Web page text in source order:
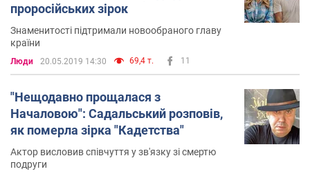
проросійських зірок
Знаменитості підтримали новообраного главу
країни
Люди 20.05.2019 14:30 69,4 т. 11
"Нещодавно прощалася з
Началовою": Садальський розповів,
як померла зірка "Кадетства"
Актор висловив співчуття у зв'язку зі смертю
подруги